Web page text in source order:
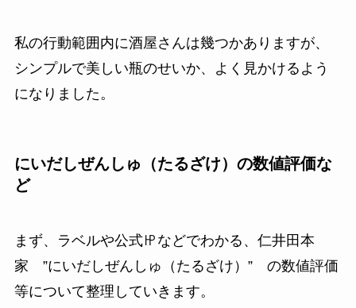
私の行動範囲内に酒屋さんは幾つかありますが、
シンプルで美しい瓶のせいか、よく見かけるよう
になりました。
にいだしぜんしゅ（たるざけ）の数値評価な
ど
まず、ラベルや公式㏋などでわかる、仁井田本
家 ”にいだしぜんしゅ（たるざけ）” の数値評価
等について整理していきます。